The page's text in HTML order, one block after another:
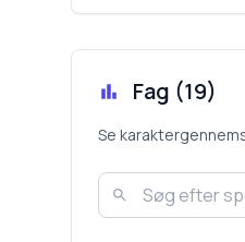
Fag (19)
Se